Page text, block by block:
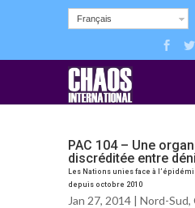
Français
PAC 104 – Une
discréditée entre
Les Nations unies face à
depuis octobre 2010
Jan 27, 2014 | Nord-Sud,